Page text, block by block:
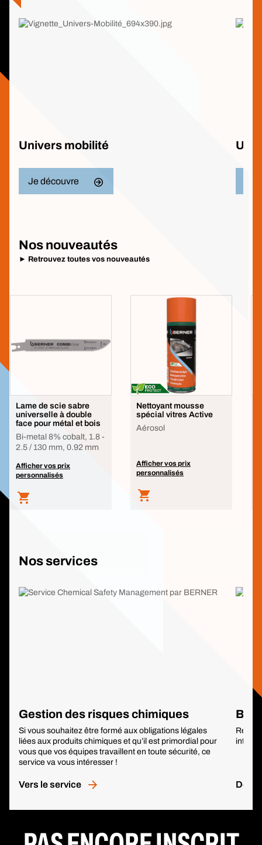
Univers mobilité
Je découvre
Nos nouveautés
► Retrouvez toutes vos nouveautés
Lame de scie sabre
universelle à double
face pour métal et bois
Bi-metal 8% cobalt, 1.8 -
2.5 / 130 mm, 0.92 mm
Afficher vos prix
personnalisés
Nettoyant mousse
spécial vitres Active
Aérosol
Afficher vos prix
personnalisés
Nos services
Gestion des risques chimiques
Si vous souhaitez être formé aux obligations légales
liées aux produits chimiques et qu’il est primordial pour
vous que vos équipes travaillent en toute sécurité, ce
service va vous intéresser !
Vers le service